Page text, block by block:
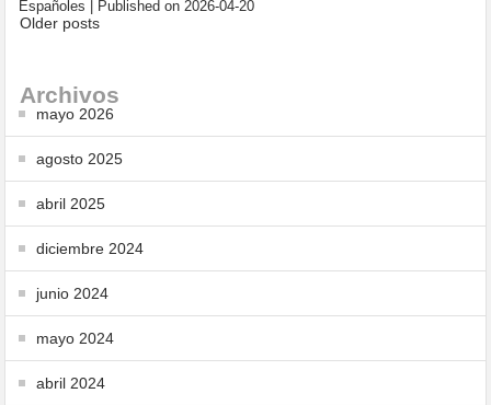
Españoles
Published on 2026-04-20
Older posts
Archivos
mayo 2026
agosto 2025
abril 2025
diciembre 2024
junio 2024
mayo 2024
abril 2024